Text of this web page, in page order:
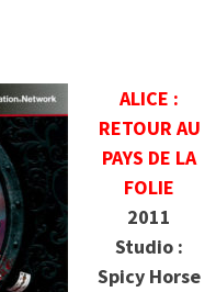
ALICE :
RETOUR AU
PAYS DE LA
FOLIE
2011
Studio :
Spicy Horse